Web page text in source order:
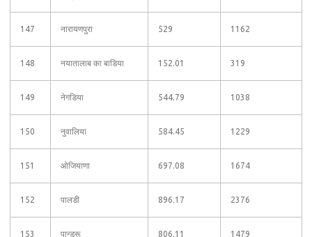
147 नारायणपुरा 529 1162
148 नयातालाब का बाडिया 152.01 319
149 नेगडिया 544.79 1038
150 नुवालिया 584.45 1229
151 ओजियाणा 697.08 1674
152 पालडी 896.17 2376
153 पान्डरू 806.11 1479